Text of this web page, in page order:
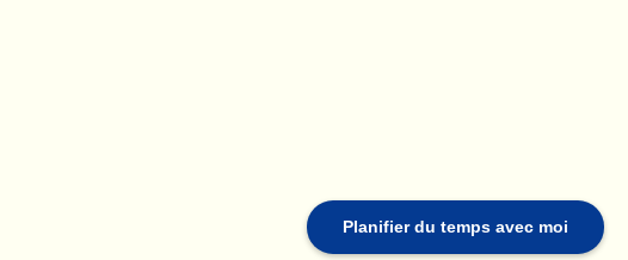
Planifier du temps avec moi